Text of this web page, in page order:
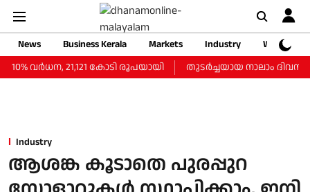
News Business Kerala Markets Industry
Web
21,121 കോടി രൂപയായി
തുടർച്ചയായ നാലാം
Industry
ആശങ്ക കൂടാതെ പുരപ്പുറ